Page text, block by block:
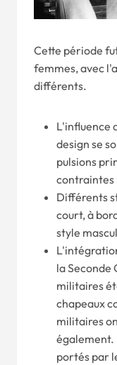
Cette période
femmes, avec
différents.
L'influence
design se
pulsions
contraintes
Différents
court, à
style
la Seconde
militaires
chapeaux
militaires
également.
portés par